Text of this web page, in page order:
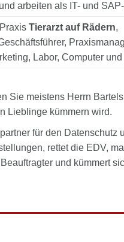
arbeiten als IT- und
Tierarzt auf Rädern,
Labor, Computer
Sie meistens Herrn
Lieblinge kümmern wird.
für den
rettet die EDV,
und kümmert